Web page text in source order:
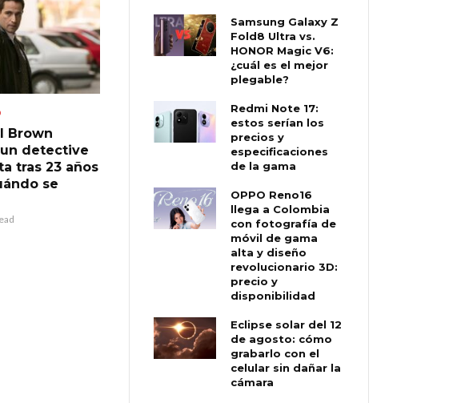
Brown
detective
tras 23 años
se
Samsung Galaxy Z
Fold8 Ultra vs.
HONOR Magic V6:
¿cuál es el mejor
plegable?
Redmi Note 17:
estos serían los
precios y
especificaciones
de la gama
OPPO Reno16
llega a Colombia
con fotografía de
móvil de gama
alta y diseño
revolucionario 3D:
precio y
disponibilidad
Eclipse solar del 12
de agosto: cómo
grabarlo con el
celular sin dañar la
cámara